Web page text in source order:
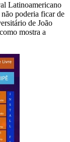
Latinoamericano
poderia ficar de
de João
mostra a